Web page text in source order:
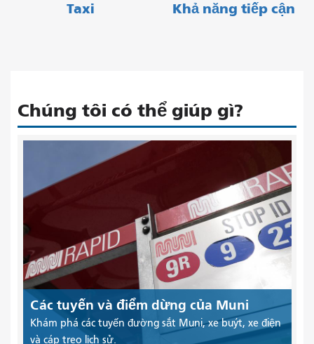
Taxi Khả năng tiếp cận
Chúng tôi có thể giúp gì?
Các tuyến và điểm dừng của Muni
Khám phá các tuyến đường sắt Muni, xe buýt, xe điện
và cáp treo lịch sử.